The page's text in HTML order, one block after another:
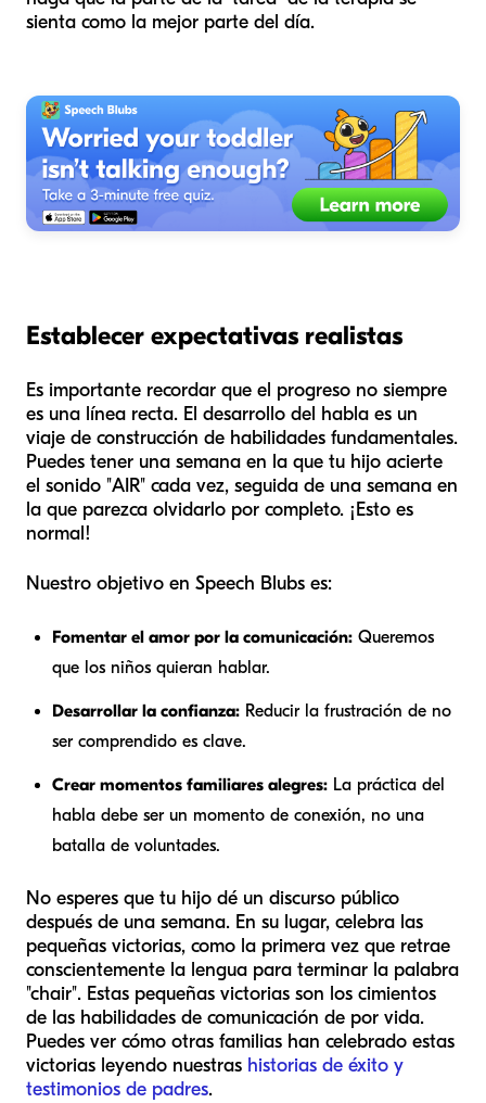
sienta como la mejor parte del día.
Establecer expectativas realistas
Es importante recordar que el progreso no siempre
es una línea recta. El desarrollo del habla es un
viaje de construcción de habilidades fundamentales.
Puedes tener una semana en la que tu hijo acierte
el sonido "AIR" cada vez, seguida de una semana en
la que parezca olvidarlo por completo. ¡Esto es
normal!
Nuestro objetivo en Speech Blubs es:
Fomentar el amor por la comunicación: Queremos
que los niños quieran hablar.
Desarrollar la confianza: Reducir la frustración de no
ser comprendido es clave.
Crear momentos familiares alegres: La práctica del
habla debe ser un momento de conexión, no una
batalla de voluntades.
No esperes que tu hijo dé un discurso público
después de una semana. En su lugar, celebra las
pequeñas victorias, como la primera vez que retrae
conscientemente la lengua para terminar la palabra
"chair". Estas pequeñas victorias son los cimientos
de las habilidades de comunicación de por vida.
Puedes ver cómo otras familias han celebrado estas
victorias leyendo nuestras historias de éxito y
testimonios de padres.